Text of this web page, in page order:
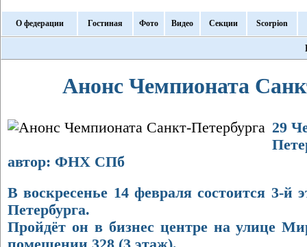
О федерации Гостиная Фото Видео Секции Scorpion
Анонс Чемпионата
29
автор: ФНХ СПб
В воскресенье 14 февраля состоится 3-й
Петербурга.
Пройдёт он в бизнес центре на улице